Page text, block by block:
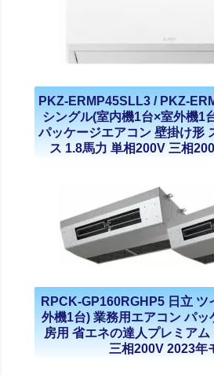
PKZ-ERMP45SLL3 / PKZ-
シングル(室内機1台×室外機1
パッケージエアコン 壁掛け形
ス 1.8馬力 単相200V 三相
RPCK-GP160RGHP5 日立 ツ
外機1台) 業務用エアコン パッ
房用 省エネの達人プレミア
三相200V 2023年